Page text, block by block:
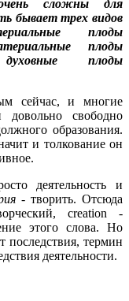
сложны для
бывает трех видов
плоды
плоды
плоды
сейчас, и многие
довольно свободно
образования.
и толкование он
деятельность и
- творить. Отсюда
creation -
этого слова. Но
последствия, термин
деятельности.